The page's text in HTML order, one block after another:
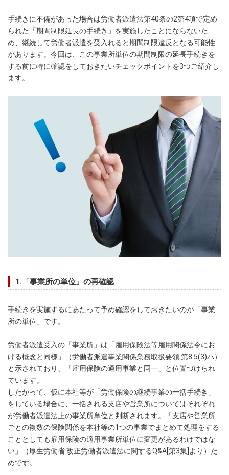
手続きに不備があった場合は労働者派遣法第40条の2第4項で定め
られた「期間制限延長の手続き」を実施したことにならないた
め、継続して労働者派遣を受入れると期間制限違反となる可能性
があります。今回は、この事業所単位の期間制限の延長手続きを
する前に特に確認をしておきたいチェックポイントを3つご紹介し
ます。
1.「事業所の単位」の再確認
手続きを実施するにあたって予め確認をしておきたいのが「事業
所の単位」です。
労働者派遣受入の「事業所」は「雇用保険法等雇用関係法令にお
ける概念と同様」（労働者派遣事業関係業務取扱要領 第8 5(3)ハ）
と示されており、「雇用保険の適用事業と同一」と位置づけられ
ています。
したがって、仮に本社等が「労働保険の継続事業の一括手続き」
をしている場合に、一括される支店や営業所についてはそれぞれ
が労働者派遣法上の事業所単位と判断されます。「支店や営業所
ごとの複数の保険関係を本社等の1つの事業でまとめて処理をする
こととしても雇用保険の適用事業所単位に変更があるわけではな
い」（厚生労働省 改正労働者派遣法に関するQ&A[第3集]より）た
めです。